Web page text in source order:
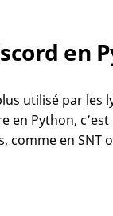
en
utilisé par les
en Python,
en SNT